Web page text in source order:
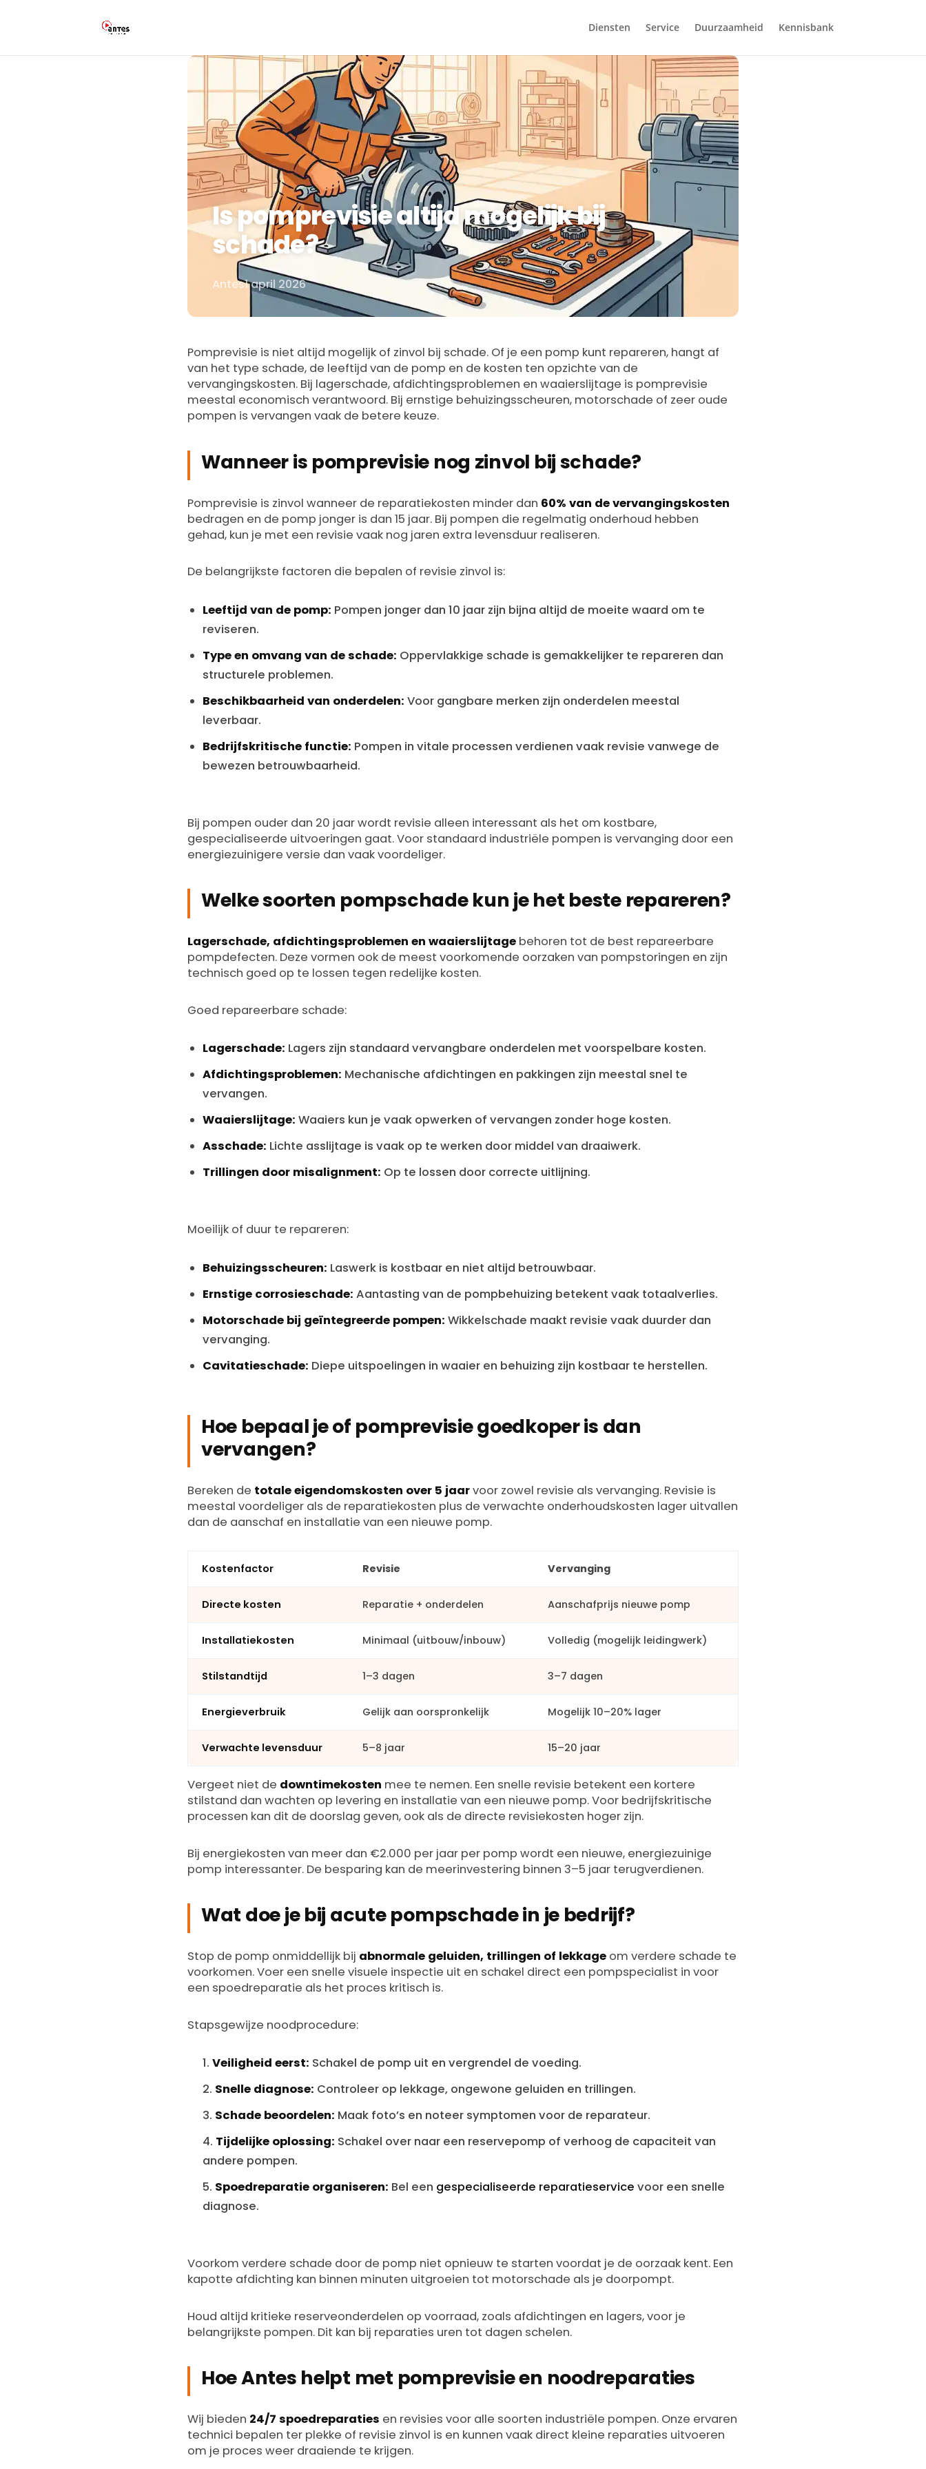
Diensten Service Duurzaamheid Kennisbank
Is pomprevisie altijd mogelijk bij
schade?
Door
Antes1 april 2026
Pomprevisie is niet altijd mogelijk of zinvol bij schade. Of je een pomp kunt repareren, hangt af
van het type schade, de leeftijd van de pomp en de kosten ten opzichte van de
vervangingskosten. Bij lagerschade, afdichtingsproblemen en waaierslijtage is pomprevisie
meestal economisch verantwoord. Bij ernstige behuizingsscheuren, motorschade of zeer oude
pompen is vervangen vaak de betere keuze.
Wanneer is pomprevisie nog zinvol bij schade?
Pomprevisie is zinvol wanneer de reparatiekosten minder dan 60% van de vervangingskosten
bedragen en de pomp jonger is dan 15 jaar. Bij pompen die regelmatig onderhoud hebben
gehad, kun je met een revisie vaak nog jaren extra levensduur realiseren.
De belangrijkste factoren die bepalen of revisie zinvol is:
Leeftijd van de pomp: Pompen jonger dan 10 jaar zijn bijna altijd de moeite waard om te
reviseren.
Type en omvang van de schade: Oppervlakkige schade is gemakkelijker te repareren dan
structurele problemen.
Beschikbaarheid van onderdelen: Voor gangbare merken zijn onderdelen meestal
leverbaar.
Bedrijfskritische functie: Pompen in vitale processen verdienen vaak revisie vanwege de
bewezen betrouwbaarheid.
Bij pompen ouder dan 20 jaar wordt revisie alleen interessant als het om kostbare,
gespecialiseerde uitvoeringen gaat. Voor standaard industriële pompen is vervanging door een
energiezuinigere versie dan vaak voordeliger.
Welke soorten pompschade kun je het beste repareren?
Lagerschade, afdichtingsproblemen en waaierslijtage behoren tot de best repareerbare
pompdefecten. Deze vormen ook de meest voorkomende oorzaken van pompstoringen en zijn
technisch goed op te lossen tegen redelijke kosten.
Goed repareerbare schade:
Lagerschade: Lagers zijn standaard vervangbare onderdelen met voorspelbare kosten.
Afdichtingsproblemen: Mechanische afdichtingen en pakkingen zijn meestal snel te
vervangen.
Waaierslijtage: Waaiers kun je vaak opwerken of vervangen zonder hoge kosten.
Asschade: Lichte asslijtage is vaak op te werken door middel van draaiwerk.
Trillingen door misalignment: Op te lossen door correcte uitlijning.
Moeilijk of duur te repareren:
Behuizingsscheuren: Laswerk is kostbaar en niet altijd betrouwbaar.
Ernstige corrosieschade: Aantasting van de pompbehuizing betekent vaak totaalverlies.
Motorschade bij geïntegreerde pompen: Wikkelschade maakt revisie vaak duurder dan
vervanging.
Cavitatieschade: Diepe uitspoelingen in waaier en behuizing zijn kostbaar te herstellen.
Hoe bepaal je of pomprevisie goedkoper is dan
vervangen?
Bereken de totale eigendomskosten over 5 jaarvoor zowel revisie als vervanging. Revisie is
meestal voordeliger als de reparatiekosten plus de verwachte onderhoudskosten lager uitvallen
dan de aanschaf en installatie van een nieuwe pomp.
Kostenfactor Revisie Vervanging
Directe kosten Reparatie + onderdelen Aanschafprijs nieuwe pomp
Installatiekosten Minimaal (uitbouw/inbouw) Volledig (mogelijk leidingwerk)
Stilstandtijd 1–3 dagen 3–7 dagen
Energieverbruik Gelijk aan oorspronkelijk Mogelijk 10–20% lager
Verwachte levensduur 5–8 jaar 15–20 jaar
Vergeet niet de downtimekosten mee te nemen. Een snelle revisie betekent een kortere
stilstand dan wachten op levering en installatie van een nieuwe pomp. Voor bedrijfskritische
processen kan dit de doorslag geven, ook als de directe revisiekosten hoger zijn.
Bij energiekosten van meer dan €2.000 per jaar per pomp wordt een nieuwe, energiezuinige
pomp interessanter. De besparing kan de meerinvestering binnen 3–5 jaar terugverdienen.
Wat doe je bij acute pompschade in je bedrijf?
Stop de pomp onmiddellijk bij abnormale geluiden, trillingen of lekkage om verdere schade te
voorkomen. Voer een snelle visuele inspectie uit en schakel direct een pompspecialist in voor
een spoedreparatie als het proces kritisch is.
Stapsgewijze noodprocedure:
Veiligheid eerst: Schakel de pomp uit en vergrendel de voeding.
Snelle diagnose: Controleer op lekkage, ongewone geluiden en trillingen.
Schade beoordelen: Maak foto’s en noteer symptomen voor de reparateur.
Tijdelijke oplossing: Schakel over naar een reservepomp of verhoog de capaciteit van
andere pompen.
Spoedreparatie organiseren: Bel een gespecialiseerde reparatieservice voor een snelle
diagnose.
Voorkom verdere schade door de pomp niet opnieuw te starten voordat je de oorzaak kent. Een
kapotte afdichting kan binnen minuten uitgroeien tot motorschade als je doorpompt.
Houd altijd kritieke reserveonderdelen op voorraad, zoals afdichtingen en lagers, voor je
belangrijkste pompen. Dit kan bij reparaties uren tot dagen schelen.
Hoe Antes helpt met pomprevisie en noodreparaties
Wij bieden 24/7 spoedreparaties en revisies voor alle soorten industriële pompen. Onze ervaren
technici bepalen ter plekke of revisie zinvol is en kunnen vaak direct kleine reparaties uitvoeren
om je proces weer draaiende te krijgen.